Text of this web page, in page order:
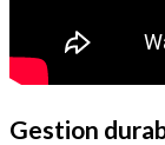
Gestion